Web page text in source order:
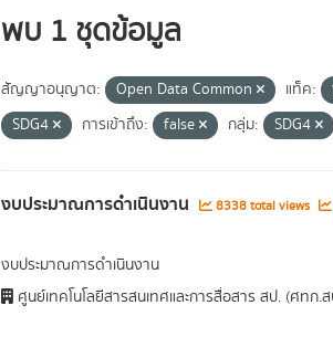
พบ 1 ชุดข้อมูล
สัญญาอนุญาต: Open Data Common แท็ค:
SDG4
การเข้าถึง: false กลุ่ม: SDG4
งบประมาณการดำเนินงาน 8338 total views
งบประมาณการดำเนินงาน
ศูนย์เทคโนโลยีสารสนเทศและการสื่อสาร สป. (ศทก.ส